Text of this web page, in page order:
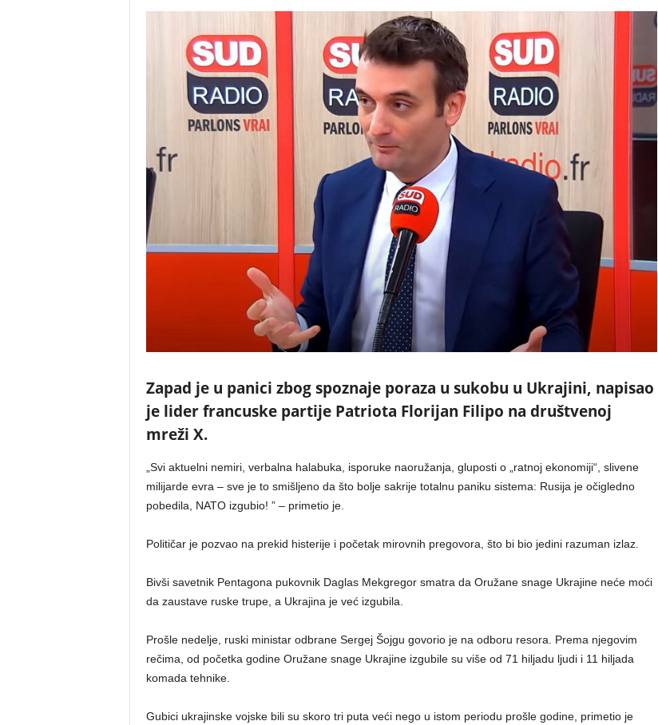
Zapad je u panici zbog spoznaje poraza u sukobu u Ukrajini, napisao
je lider francuske partije Patriota Florijan Filipo na društvenoj
mreži X.
„Svi aktuelni nemiri, verbalna halabuka, isporuke naoružanja, gluposti o „ratnoj ekonomiji“, slivene
milijarde evra – sve je to smišljeno da što bolje sakrije totalnu paniku sistema: Rusija je očigledno
pobedila, NATO izgubio! ” – primetio je.
Političar je pozvao na prekid histerije i početak mirovnih pregovora, što bi bio jedini razuman izlaz.
Bivši savetnik Pentagona pukovnik Daglas Mekgregor smatra da Oružane snage Ukrajine neće moći
da zaustave ruske trupe, a Ukrajina je već izgubila.
Prošle nedelje, ruski ministar odbrane Sergej Šojgu govorio je na odboru resora. Prema njegovim
rečima, od početka godine Oružane snage Ukrajine izgubile su više od 71 hiljadu ljudi i 11 hiljada
komada tehnike.
Gubici ukrajinske vojske bili su skoro tri puta veći nego u istom periodu prošle godine, primetio je